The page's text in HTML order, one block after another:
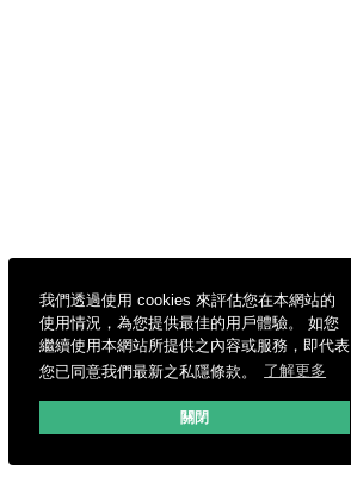
我們透過使用 cookies 來評估您在本網站的
使用情況，為您提供最佳的用戶體驗。 如您
繼續使用本網站所提供之內容或服務，即代表
您已同意我們最新之私隱條款。
了解更多
關閉